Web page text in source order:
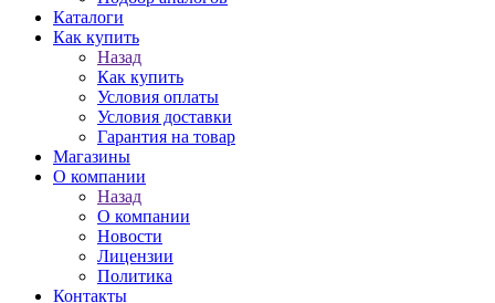
Каталоги
Как купить
Назад
Как купить
Условия оплаты
Условия доставки
Гарантия на товар
Магазины
О компании
Назад
О компании
Новости
Лицензии
Политика
Контакты